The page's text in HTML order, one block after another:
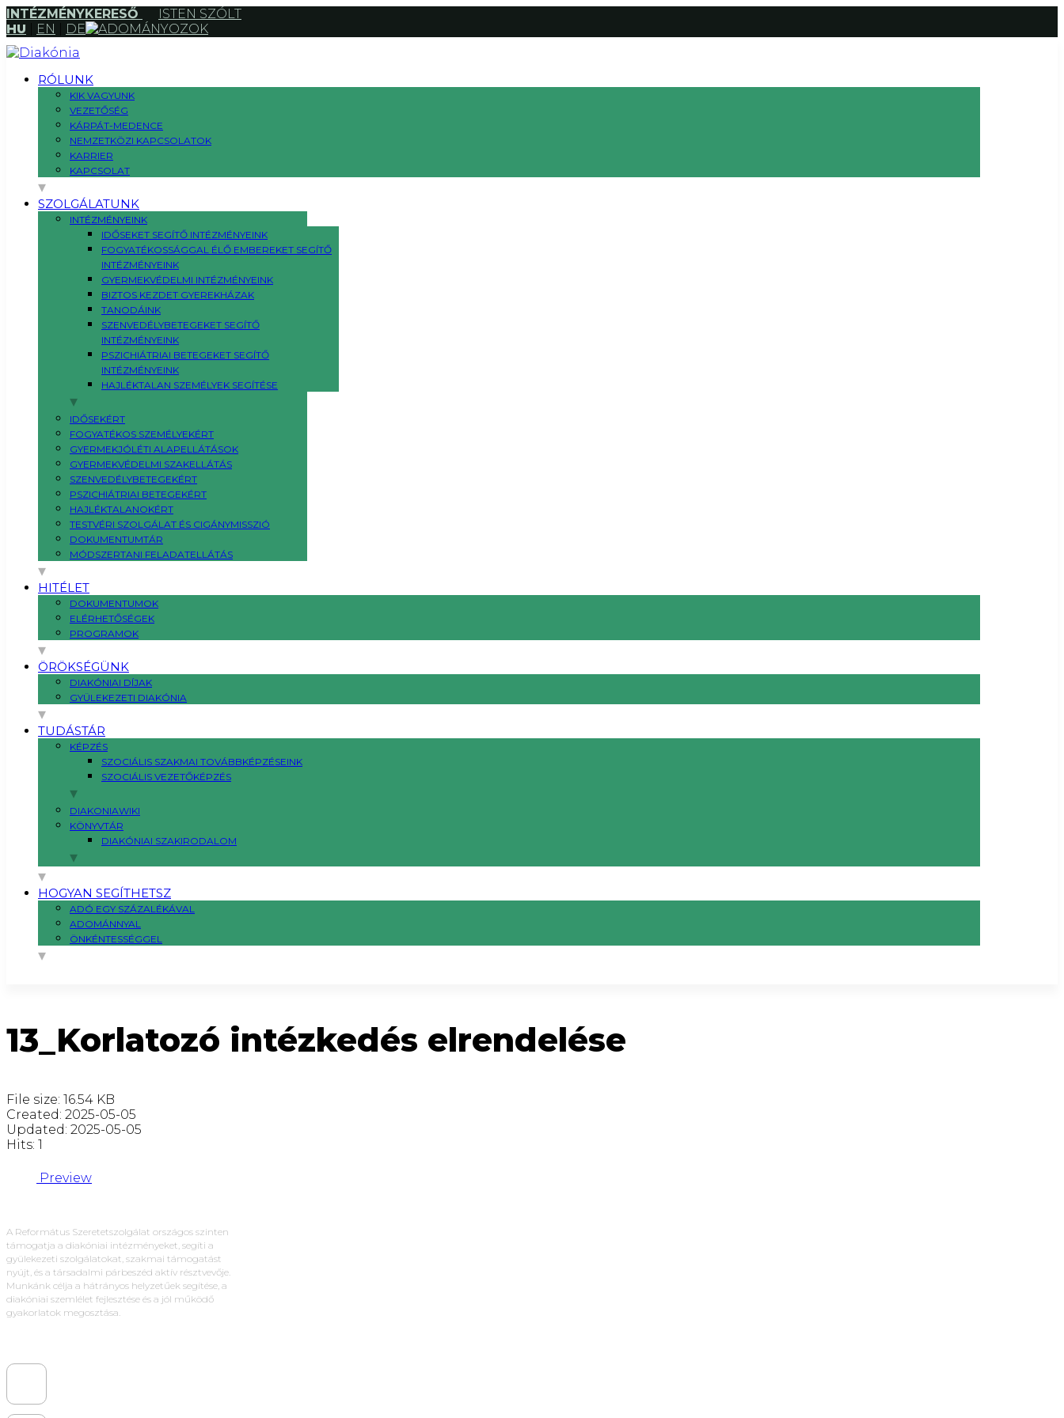
INTÉZMÉNYKERESŐ
ISTEN SZÓLT
HU
EN DE ADOMÁNYOZOK
RÓLUNK
KIK VAGYUNK
VEZETŐSÉG
KÁRPÁT-MEDENCE
NEMZETKÖZI KAPCSOLATOK
KARRIER
KAPCSOLAT
SZOLGÁLATUNK
INTÉZMÉNYEINK
IDŐSEKET SEGÍTŐ INTÉZMÉNYEINK
FOGYATÉKOSSÁGGAL ÉLŐ EMBEREKET SEGÍTŐ
INTÉZMÉNYEINK
GYERMEKVÉDELMI INTÉZMÉNYEINK
BIZTOS KEZDET GYEREKHÁZAK
TANODÁINK
SZENVEDÉLYBETEGEKET SEGÍTŐ
INTÉZMÉNYEINK
PSZICHIÁTRIAI BETEGEKET SEGÍTŐ
INTÉZMÉNYEINK
HAJLÉKTALAN SZEMÉLYEK SEGÍTÉSE
IDŐSEKÉRT
FOGYATÉKOS SZEMÉLYEKÉRT
GYERMEKJÓLÉTI ALAPELLÁTÁSOK
GYERMEKVÉDELMI SZAKELLÁTÁS
SZENVEDÉLYBETEGEKÉRT
PSZICHIÁTRIAI BETEGEKÉRT
HAJLÉKTALANOKÉRT
TESTVÉRI SZOLGÁLAT ÉS CIGÁNYMISSZIÓ
DOKUMENTUMTÁR
MÓDSZERTANI FELADATELLÁTÁS
HITÉLET
DOKUMENTUMOK
ELÉRHETŐSÉGEK
PROGRAMOK
ÖRÖKSÉGÜNK
DIAKÓNIAI DÍJAK
GYÜLEKEZETI DIAKÓNIA
TUDÁSTÁR
KÉPZÉS
SZOCIÁLIS SZAKMAI TOVÁBBKÉPZÉSEINK
SZOCIÁLIS VEZETŐKÉPZÉS
DIAKONIAWIKI
KÖNYVTÁR
DIAKÓNIAI SZAKIRODALOM
HOGYAN SEGÍTHETSZ
ADÓ EGY SZÁZALÉKÁVAL
ADOMÁNNYAL
ÖNKÉNTESSÉGGEL
13_Korlatozó intézkedés elrendelése
File size: 16.54 KB
Created: 2025-05-05
Updated: 2025-05-05
Hits: 1
Preview
A Református Szeretetszolgálat országos szinten
támogatja a diakóniai intézményeket, segíti a
gyülekezeti szolgálatokat, szakmai támogatást
nyújt, és a társadalmi párbeszéd aktív résztvevője.
Munkánk célja a hátrányos helyzetűek segítése, a
diakóniai szemlélet fejlesztése és a jól működő
gyakorlatok megosztása.